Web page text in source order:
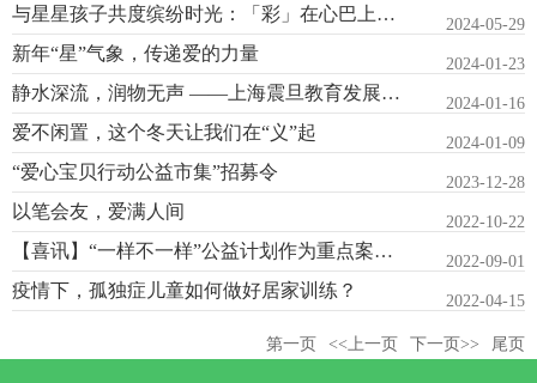
与星星孩子共度缤纷时光：「彩」在心巴上的美好瞬间
2024-05-29
新年“星”气象，传递爱的力量
2024-01-23
静水深流，润物无声 ——上海震旦教育发展基金会甘肃震区公益行纪...
2024-01-16
爱不闲置，这个冬天让我们在“义”起
2024-01-09
“爱心宝贝行动公益市集”招募令
2023-12-28
以笔会友，爱满人间
2022-10-22
【喜讯】“一样不一样”公益计划作为重点案例亮相于上海市黄浦区...
2022-09-01
疫情下，孤独症儿童如何做好居家训练？
2022-04-15
第一页 <<上一页 下一页>> 尾页